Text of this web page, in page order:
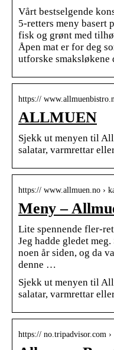
Vårt bestselgende
5-retters meny basert
fisk og grønt med
Åpen mat er for deg
utforske smaksløkene
https://
ALLMUEN
Sjekk ut menyen til
salatar, varmrettar
https:// www.allmuen.no ›
Meny –
Lite spennende fler-
Jeg hadde gledet
noen år siden, og da
denne …
Sjekk ut menyen til
salatar, varmrettar
https:// no.tripadvisor.com